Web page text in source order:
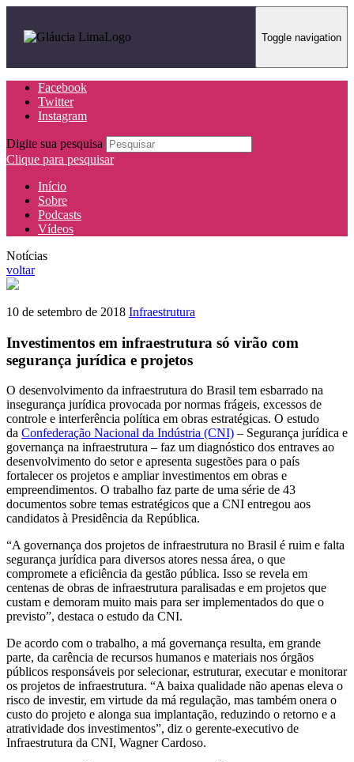
Toggle navigation
Facebook
Twitter
Instagram
Digite sua pesquisa
Clique para pesquisar
Início
Sobre
Podcasts
Vídeos
Notícias
voltar
10 de setembro de 2018 Infraestrutura
Investimentos em infraestrutura só virão com
segurança jurídica e projetos
O desenvolvimento da infraestrutura do Brasil tem esbarrado na
insegurança jurídica provocada por normas frágeis, excessos de
controle e interferência política em obras estratégicas. O estudo
da Confederação Nacional da Indústria (CNI) – Segurança jurídica e
governança na infraestrutura – faz um diagnóstico dos entraves ao
desenvolvimento do setor e apresenta sugestões para o país
fortalecer os projetos e ampliar investimentos em obras e
empreendimentos. O trabalho faz parte de uma série de 43
documentos sobre temas estratégicos que a CNI entregou aos
candidatos à Presidência da República.
“A governança dos projetos de infraestrutura no Brasil é ruim e falta
segurança jurídica para diversos atores nessa área, o que
compromete a eficiência da gestão pública. Isso se revela em
centenas de obras de infraestrutura paralisadas e em projetos que
custam e demoram muito mais para ser implementados do que o
previsto”, destaca o estudo da CNI.
De acordo com o trabalho, a má governança resulta, em grande
parte, da carência de recursos humanos e materiais nos órgãos
públicos responsáveis por selecionar, estruturar, executar e monitorar
os projetos de infraestrutura. “A baixa qualidade não apenas eleva o
risco de investir, em virtude da má regulação, mas também onera o
custo do projeto e alonga sua implantação, reduzindo o retorno e a
atratividade dos investimentos”, diz o gerente-executivo de
Infraestrutura da CNI, Wagner Cardoso.